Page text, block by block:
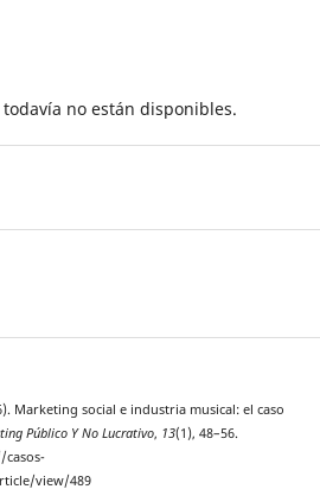
no están disponibles.
Marketing social e industria musical: el caso
Público Y No Lucrativo, 13(1), 48–56.
casos-
view/489